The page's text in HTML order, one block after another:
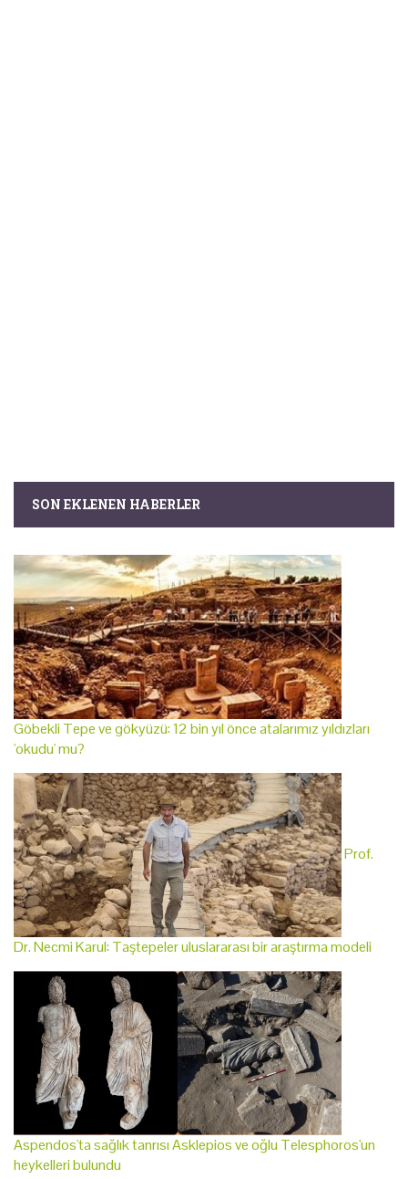
SON EKLENEN HABERLER
Göbekli Tepe ve gökyüzü: 12 bin yıl önce atalarımız yıldızları
'okudu' mu?
Prof.
Dr. Necmi Karul: Taştepeler uluslararası bir araştırma modeli
Aspendos'ta sağlık tanrısı Asklepios ve oğlu Telesphoros'un
heykelleri bulundu